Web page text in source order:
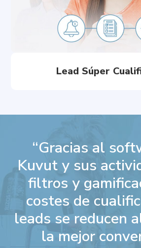
Lead Súper
“Gracias al
Kuvut y sus
filtros y
costes de
leads se reducen
la mejor